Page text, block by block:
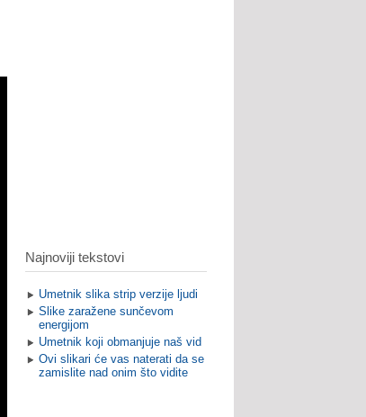
Najnoviji tekstovi
Umetnik slika strip verzije ljudi
Slike zaražene sunčevom
energijom
Umetnik koji obmanjuje naš vid
Ovi slikari će vas naterati da se
zamislite nad onim što vidite